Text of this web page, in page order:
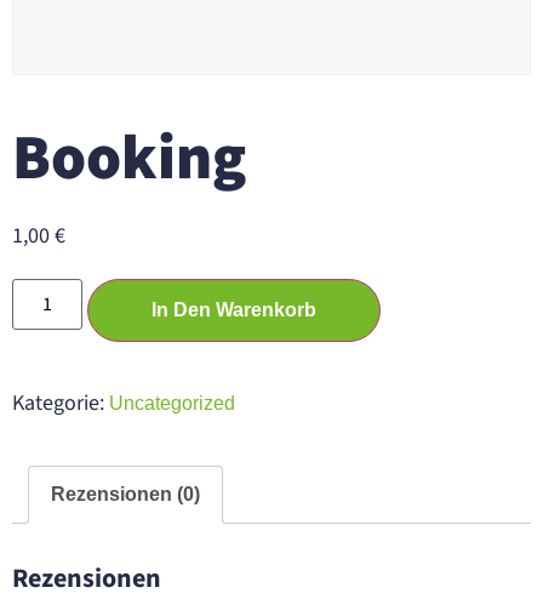
Booking
1,00€
In Den Warenkorb
Kategorie: Uncategorized
Rezensionen (0)
Rezensionen